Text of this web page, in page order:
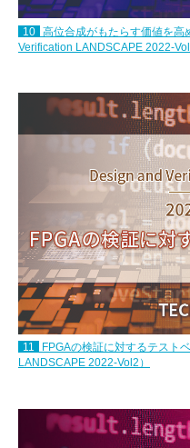
10
高位合成がもたらす価値を
Verification LANDSCAPE 2022-
11
FPGAの検証に対するテスト
LANDSCAPE 2022-Vol2）